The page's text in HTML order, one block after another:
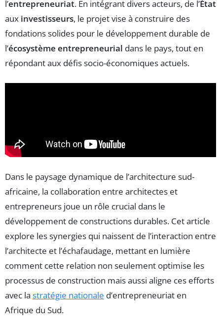
l’entrepreneuriat. En intégrant divers acteurs, de l’État
aux investisseurs, le projet vise à construire des
fondations solides pour le développement durable de
l’écosystème entrepreneurial dans le pays, tout en
répondant aux défis socio-économiques actuels.
Dans le paysage dynamique de l’architecture sud-
africaine, la collaboration entre architectes et
entrepreneurs joue un rôle crucial dans le
développement de constructions durables. Cet article
explore les synergies qui naissent de l’interaction entre
l’architecte et l’échafaudage, mettant en lumière
comment cette relation non seulement optimise les
processus de construction mais aussi aligne ces efforts
avec la stratégie nationale d’entrepreneuriat en
Afrique du Sud.